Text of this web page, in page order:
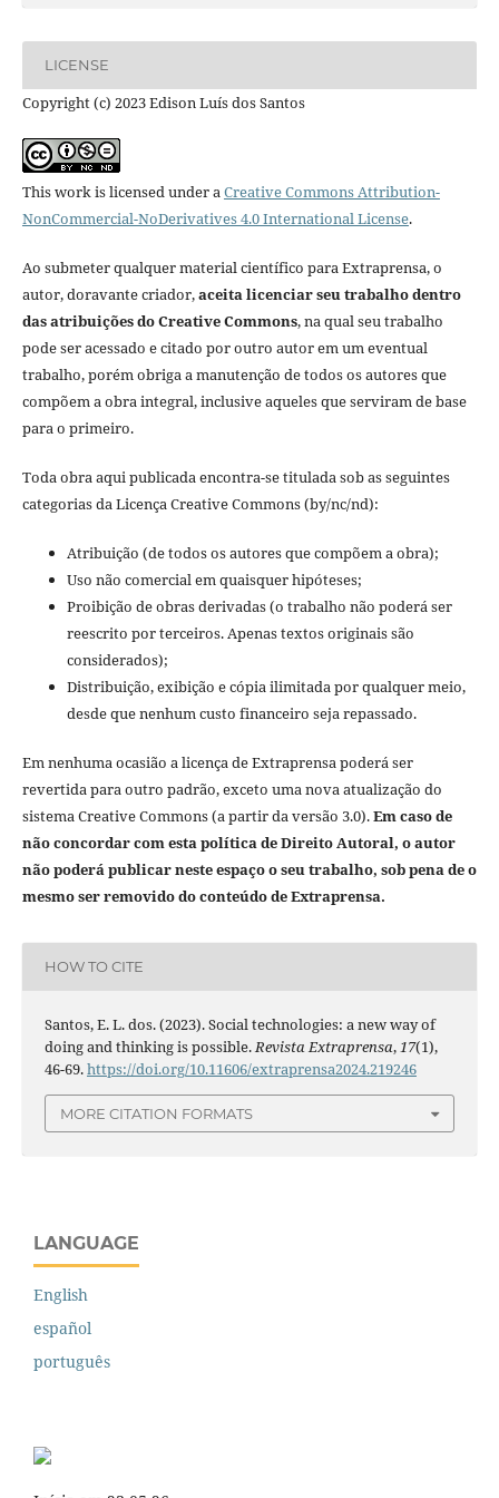
LICENSE
Copyright (c) 2023 Edison Luís dos Santos
This work is licensed under aCreative Commons Attribution-
NonCommercial-NoDerivatives 4.0 International License.
Ao submeter qualquer material científico para Extraprensa, o
autor, doravante criador,aceita licenciar seu trabalho dentro
das atribuições do Creative Commons, na qual seu trabalho
pode ser acessado e citado por outro autor em um eventual
trabalho, porém obriga a manutenção de todos os autores que
compõem a obra integral, inclusive aqueles que serviram de base
para o primeiro.
Toda obra aqui publicada encontra-se titulada sob as seguintes
categorias da Licença Creative Commons (by/nc/nd):
Atribuição (de todos os autores que compõem a obra);
Uso não comercial em quaisquer hipóteses;
Proibição de obras derivadas (o trabalho não poderá ser
reescrito por terceiros. Apenas textos originais são
considerados);
Distribuição, exibição e cópia ilimitada por qualquer meio,
desde que nenhum custo financeiro seja repassado.
Em nenhuma ocasião a licença de Extraprensa poderá ser
revertida para outro padrão, exceto uma nova atualização do
sistema Creative Commons (a partir da versão 3.0).Em caso de
não concordar com esta política de Direito Autoral, o autor
não poderá publicar neste espaço o seu trabalho, sob pena de o
mesmo ser removido do conteúdo de Extraprensa.
HOW TO CITE
Santos, E. L. dos. (2023). Social technologies: a new way of
doing and thinking is possible.Revista Extraprensa,17(1),
46-69.https://doi.org/10.11606/extraprensa2024.219246
MORE CITATION FORMATS
LANGUAGE
English
español
português